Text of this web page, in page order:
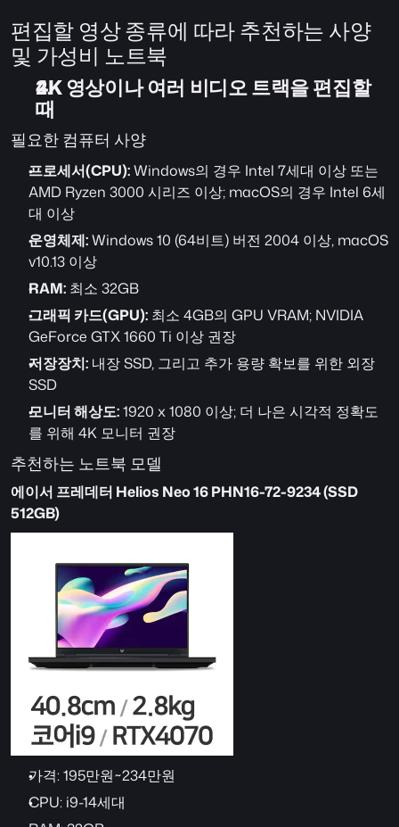
편집할 영상 종류에 따라 추천하는 사양
및 가성비 노트북
4K 영상이나 여러 비디오 트랙을 편집할
때
필요한 컴퓨터 사양
프로세서(CPU): Windows의 경우 Intel 7세대 이상 또는
AMD Ryzen 3000 시리즈 이상; macOS의 경우 Intel 6세
대 이상
운영체제: Windows 10 (64비트) 버전 2004 이상, macOS
v10.13 이상
RAM: 최소 32GB
그래픽 카드(GPU): 최소 4GB의 GPU VRAM; NVIDIA
GeForce GTX 1660 Ti 이상 권장
저장장치: 내장 SSD, 그리고 추가 용량 확보를 위한 외장
SSD
모니터 해상도: 1920 x 1080 이상; 더 나은 시각적 정확도
를 위해 4K 모니터 권장
추천하는 노트북 모델
에이서 프레데터 Helios Neo 16 PHN16-72-9234 (SSD
512GB)
가격: 195만원~234만원
CPU: i9-14세대